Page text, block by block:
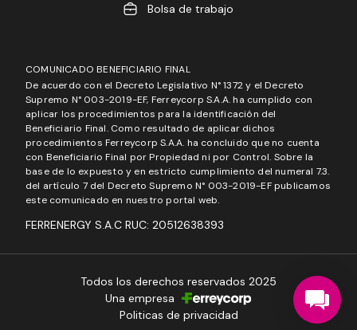
Bolsa de trabajo
COMUNICADO BENEFICIARIO FINAL
De acuerdo con el Decreto Legislativo N° 1372 y el Decreto
Supremo N° 003-2019-EF, Ferreycorp S.A.A. ha cumplido con
aplicar los procedimientos para la identificación del
Beneficiario Final. Como resultado de aplicar dichos
procedimientos Ferreycorp S.A.A. ha concluido que no cuenta
con Beneficiario Final por Propiedad ni por Control. Sobre la
base de lo expuesto y en estricto cumplimiento del numeral 7.3.
del artículo 7 del Decreto Supremo N° 003-2019-EF publicamos
este comunicado en nuestro portal web.
FERRENERGY S.A.C RUC: 20512638393
Todos los derechos reservados 2025
Una empresa
Politicas de privacidad